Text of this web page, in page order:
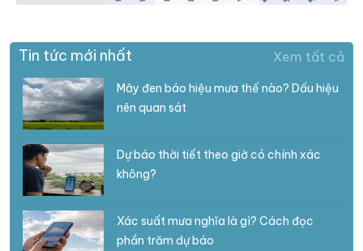
Tin tức mới nhất Xem tất cả
Mây đen báo hiệu mưa thế nào? Dấu hiệu
nên quan sát
Dự báo thời tiết theo giờ có chính xác
không?
Xác suất mưa nghĩa là gì? Cách đọc
phần trăm dự báo